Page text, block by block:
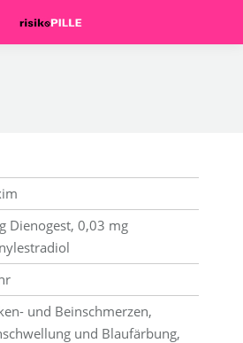
Dienogest, 0,03 mg
und Beinschmerzen,
und Blaufärbung,